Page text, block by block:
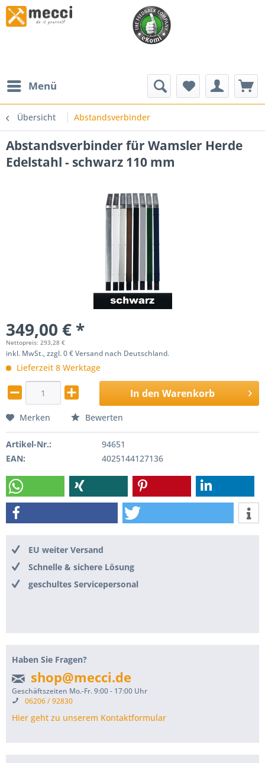
Menü
Übersicht Abstandsverbinder
Abstandsverbinder für Wamsler Herde
Edelstahl - schwarz 110 mm
349,00 € *
Nettopreis: 293,28 €
inkl. MwSt., zzgl. 0 € Versand nach Deutschland.
Lieferzeit 8 Werktage
In den Warenkorb
Merken Bewerten
Artikel-Nr.:
94651
EAN:
4025144127136
EU weiter Versand
Schnelle & sichere Lösung
geschultes Servicepersonal
Haben Sie Fragen?
shop@mecci.de
Geschäftszeiten Mo.-Fr. 9:00 - 17:00 Uhr
06206 / 92830
Hier geht zu unserem Kontaktformular